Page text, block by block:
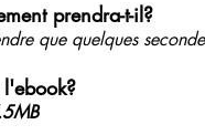
prendra-t-il?
que quelques